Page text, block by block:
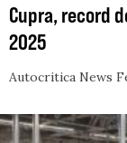
Cupra, record
2025
Autocritica News